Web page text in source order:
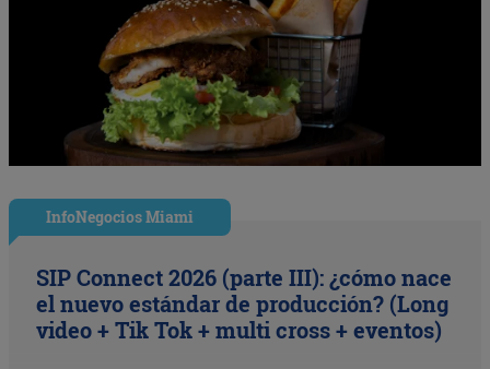
InfoNegocios Miami
SIP Connect 2026 (parte III): ¿cómo nace
el nuevo estándar de producción? (Long
video + Tik Tok + multi cross + eventos)